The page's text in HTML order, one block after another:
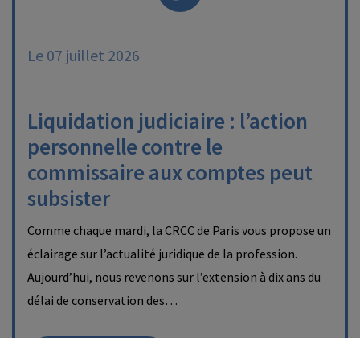
Le 07 juillet 2026
Liquidation judiciaire : l’action
personnelle contre le
commissaire aux comptes peut
subsister
Comme chaque mardi, la CRCC de Paris vous propose un
éclairage sur l’actualité juridique de la profession.
Aujourd’hui, nous revenons sur l’extension à dix ans du
délai de conservation des…